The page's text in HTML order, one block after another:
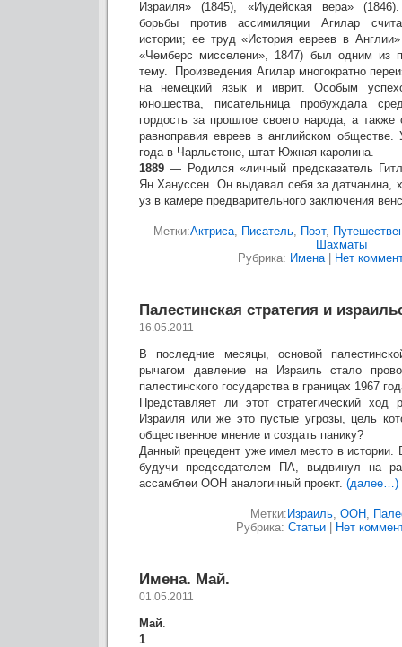
Израиля» (1845), «Иудейская вера»
борьбы против ассимиляции Агилар
истории; ее труд «История евреев в
«Чемберс мисселени», 1847) был одним из
тему. Произведения Агилар многократно
на немецкий язык и иврит. Особым
юношества, писательница пробуждала
гордость за прошлое своего народа, а также
равноправия евреев в английском обществе.
года в Чарльстоне, штат Южная каролина.
1889 — Родился «личный предсказатель
Ян Хануссен. Он выдавал себя за датчанина,
уз в камере предварительного заключения
Метки:Актриса, Писатель, Поэт,
Шахматы
Рубрика: Имена| Нет
Палестинская стратегия и
16.05.2011
В последние месяцы, основой
рычагом давление на Израиль стало
палестинского государства в границах 1967
Представляет ли этот стратегический ход
Израиля или же это пустые угрозы, цель
общественное мнение и создать панику?
Данный прецедент уже имел место в истории.
будучи председателем ПА, выдвинул на
ассамблеи ООН аналогичный проект. (далее…)
Метки: Израиль, ООН,
Рубрика: Статьи Нет
Имена. Май.
01.05.2011
Май.
1